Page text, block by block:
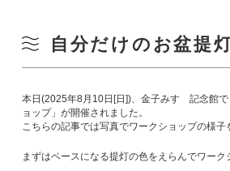
自分だけのお盆提
本日(2025年8月10日[日])、金子みすゞ記念館
ョップ」が開催されました。
こちらの記事では写真でワークショップの様子
まずはベースになる提灯の色をえらんでワーク